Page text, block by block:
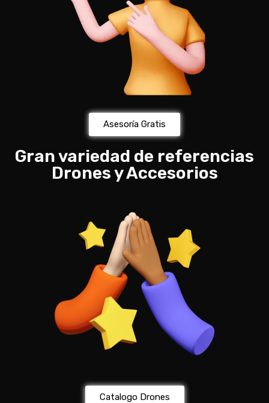
Asesoría Gratis
Gran variedad de referencias
Drones y Accesorios
Catalogo Drones